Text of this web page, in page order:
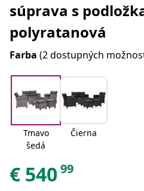
súprava s
polyratanová
Farba (2 dostupných
Tmavo
šedá
Čierna
€ 54099